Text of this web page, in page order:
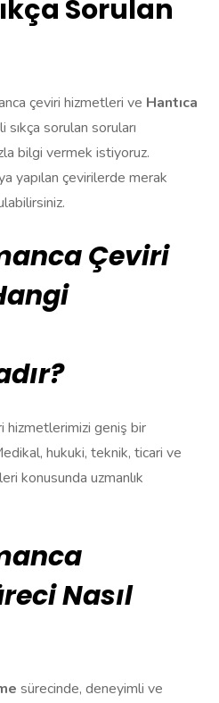
Sorulan
çeviri hizmetleri ve Hantıca
sıkça sorulan soruları
bilgi vermek istiyoruz.
yapılan çevirilerde merak
Çeviri
hizmetlerimizi geniş bir
hukuki, teknik, ticari ve
konusunda uzmanlık
Nasıl
sürecinde, deneyimli ve